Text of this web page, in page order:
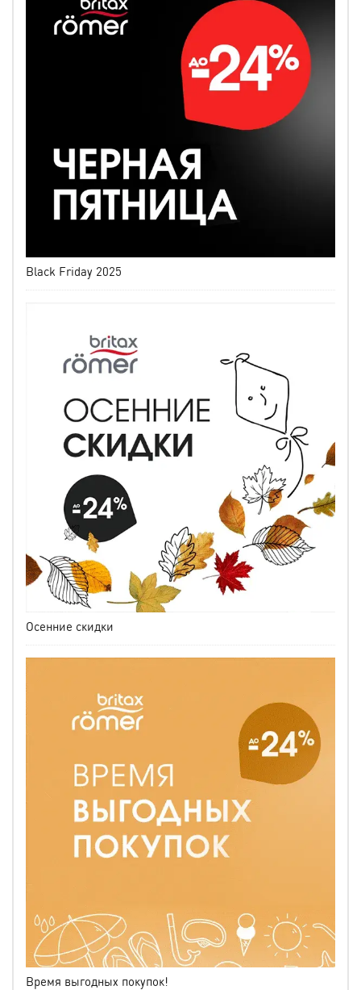
Black Friday 2025
Осенние скидки
Время выгодных покупок!